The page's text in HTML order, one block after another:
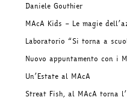
Daniele Gouthier
MAcA Kids – Le magie
Laboratorio “Si torna a
Nuovo appuntamento con i
Un’Estate al MAcA
Streat Fish, al MAcA torna